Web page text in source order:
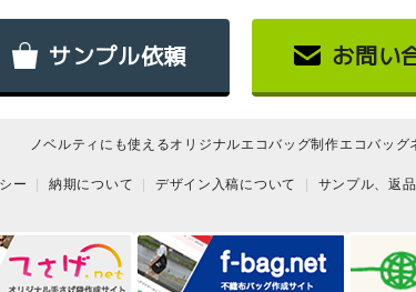
サンプル依頼 お問い
ノベルティにも使えるオリジナルエコバッグ制作エコバッグ
ー 納期について デザイン入稿について サンプル、返